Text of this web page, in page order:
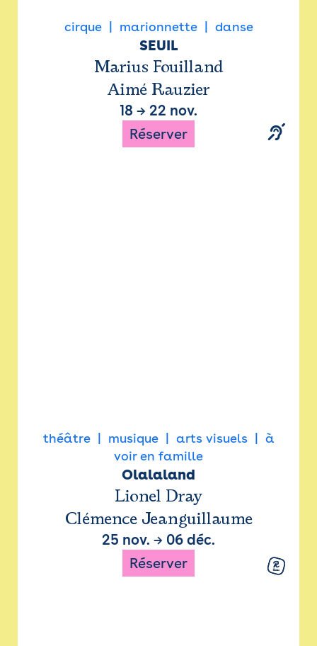
cirque marionnette danse
SEUIL
Marius Fouilland
Aimé Rauzier
18 → 22 nov.
Réserver
théâtre musique arts visuels
à
voir en famille
Olalaland
Lionel Dray
Clémence Jeanguillaume
25 nov. → 06 déc.
Réserver